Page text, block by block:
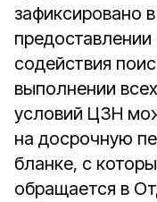
зафиксировано
предоставлении
содействия
выполнении
условий ЦЗН
на досрочную
бланке, с
обращается в